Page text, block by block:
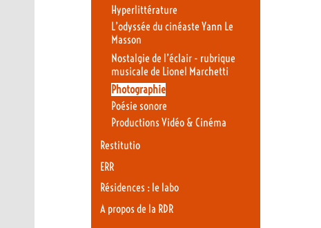
Hyperlittérature
L’odyssée du cinéaste Yann Le
Masson
Nostalgie de l’éclair - rubrique
musicale de Lionel Marchetti
Photographie
Poésie sonore
Productions Vidéo & Cinéma
Restitutio
ERR
Résidences : le labo
A propos de la RDR